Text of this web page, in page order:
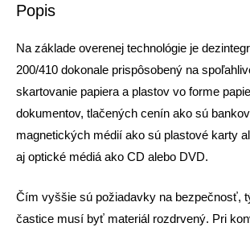
Popis
Na základe overenej technológie je
200/410 dokonale prispôsobený na
skartovanie papiera a plastov vo forme
dokumentov, tlačených cenín ako sú
magnetických médií ako sú plastové karty
aj optické médiá ako CD alebo DVD.
Čím vyššie sú požiadavky na bezpečnosť,
častice musí byť materiál rozdrvený. Pri